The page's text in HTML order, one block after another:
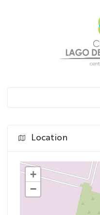
Location
+
−